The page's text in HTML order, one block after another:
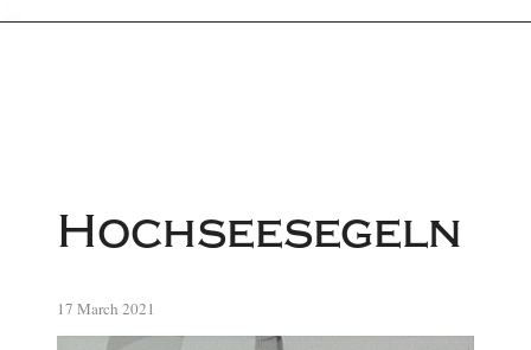
Hochseesegeln
17 March 2021